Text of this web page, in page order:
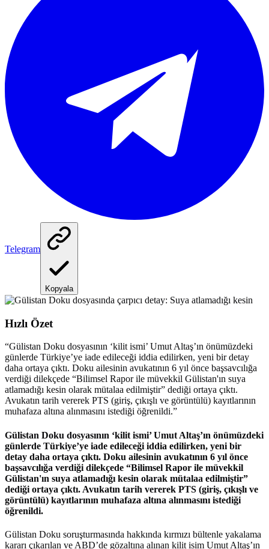
Telegram
Kopyala
Hızlı Özet
“Gülistan Doku dosyasının ‘kilit ismi’ Umut Altaş’ın önümüzdeki
günlerde Türkiye’ye iade edileceği iddia edilirken, yeni bir detay
daha ortaya çıktı. Doku ailesinin avukatının 6 yıl önce başsavcılığa
verdiği dilekçede “Bilimsel Rapor ile müvekkil Gülistan'ın suya
atlamadığı kesin olarak mütalaa edilmiştir” dediği ortaya çıktı.
Avukatın tarih vererek PTS (giriş, çıkışlı ve görüntülü) kayıtlarının
muhafaza altına alınmasını istediği öğrenildi.”
Gülistan Doku dosyasının ‘kilit ismi’ Umut Altaş’ın önümüzdeki
günlerde Türkiye’ye iade edileceği iddia edilirken, yeni bir
detay daha ortaya çıktı. Doku ailesinin avukatının 6 yıl önce
başsavcılığa verdiği dilekçede “Bilimsel Rapor ile müvekkil
Gülistan'ın suya atlamadığı kesin olarak mütalaa edilmiştir”
dediği ortaya çıktı. Avukatın tarih vererek PTS (giriş, çıkışlı ve
görüntülü) kayıtlarının muhafaza altına alınmasını istediği
öğrenildi.
Gülistan Doku soruşturmasında hakkında kırmızı bültenle yakalama
kararı çıkarılan ve ABD’de gözaltına alınan kilit isim Umut Altaş’ın